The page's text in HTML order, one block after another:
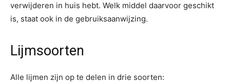
verwijderen in huis hebt. Welk middel daarvoor geschikt
is, staat ook in de gebruiksaanwijzing.
Lijmsoorten
Alle lijmen zijn op te delen in drie soorten: